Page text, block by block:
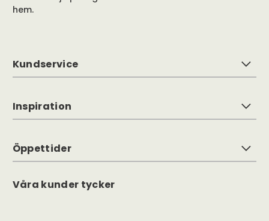
hem.
Kundservice
Inspiration
Öppettider
Våra kunder tycker